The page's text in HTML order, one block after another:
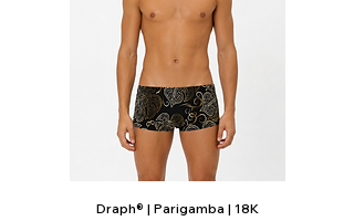
Draph® | Parigamba | 18K